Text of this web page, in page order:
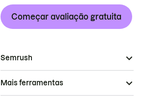
Começar avaliação gratuita
Semrush
Mais ferramentas